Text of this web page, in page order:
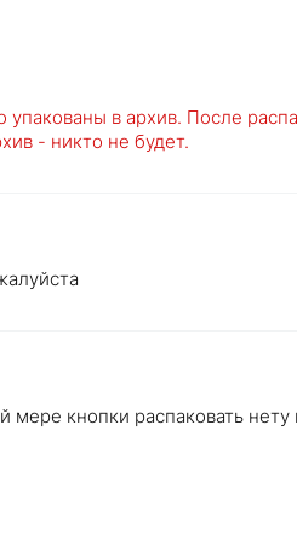
в архив. После
- никто не будет.
мере кнопки распаковать